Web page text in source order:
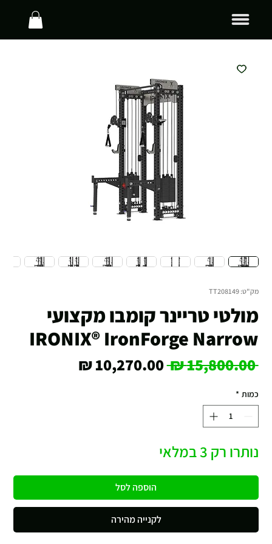
מק"ט: TT208149
מולטי טריינר קומבו מקצועי
IRONIX® IronForge Narrow
‏15,800.00 ‏₪
מחיר
‏10,270.00 ‏₪
כמות *
נותרו רק 3 במלאי
הוספה לסל
לקנייה מהירה